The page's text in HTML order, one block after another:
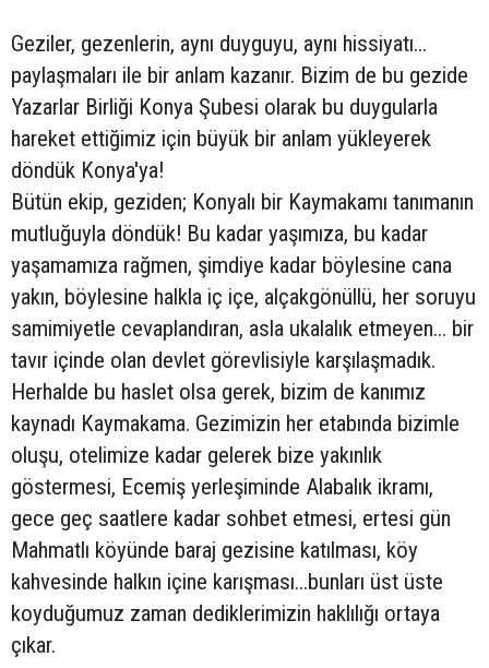
Geziler, gezenlerin, aynı duyguyu, aynı hissiyatı...
paylaşmaları ile bir anlam kazanır. Bizim de bu gezide
Yazarlar Birliği Konya Şubesi olarak bu duygularla
hareket ettiğimiz için büyük bir anlam yükleyerek
döndük Konya'ya!
Bütün ekip, geziden; Konyalı bir Kaymakamı tanımanın
mutluğuyla döndük! Bu kadar yaşımıza, bu kadar
yaşamamıza rağmen, şimdiye kadar böylesine cana
yakın, böylesine halkla iç içe, alçakgönüllü, her soruyu
samimiyetle cevaplandıran, asla ukalalık etmeyen... bir
tavır içinde olan devlet görevlisiyle karşılaşmadık.
Herhalde bu haslet olsa gerek, bizim de kanımız
kaynadı Kaymakama. Gezimizin her etabında bizimle
oluşu, otelimize kadar gelerek bize yakınlık
göstermesi, Ecemiş yerleşiminde Alabalık ikramı,
gece geç saatlere kadar sohbet etmesi, ertesi gün
Mahmatlı köyünde baraj gezisine katılması, köy
kahvesinde halkın içine karışması...bunları üst üste
koyduğumuz zaman dediklerimizin haklılığı ortaya
çıkar.